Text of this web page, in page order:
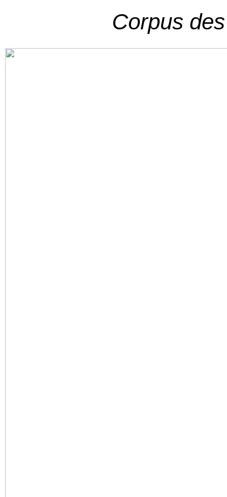
Corpus